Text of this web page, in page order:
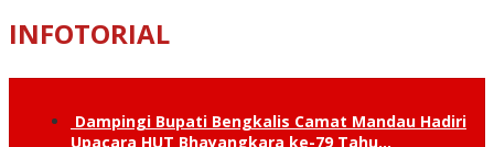
INFOTORIAL
Dampingi Bupati Bengkalis Camat Mandau Hadiri
Upacara HUT Bhayangkara ke-79 Tahu…